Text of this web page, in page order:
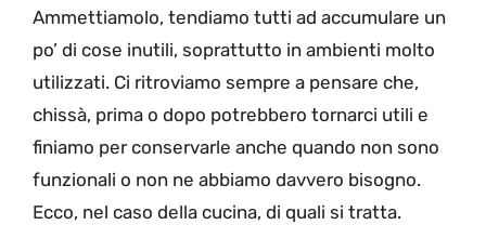
Ammettiamolo, tendiamo tutti ad accumulare un
po’ di cose inutili, soprattutto in ambienti molto
utilizzati. Ci ritroviamo sempre a pensare che,
chissà, prima o dopo potrebbero tornarci utili e
finiamo per conservarle anche quando non sono
funzionali o non ne abbiamo davvero bisogno.
Ecco, nel caso della cucina, di quali si tratta.